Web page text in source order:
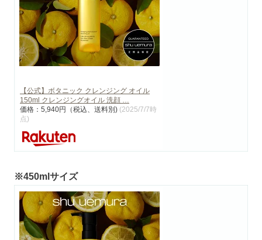
【公式】ボタニック クレンジング オイル
150ml クレンジングオイル 洗顔 …
価格：5,940円（税込、送料別) (2025/7/7時
点)
※450mlサイズ